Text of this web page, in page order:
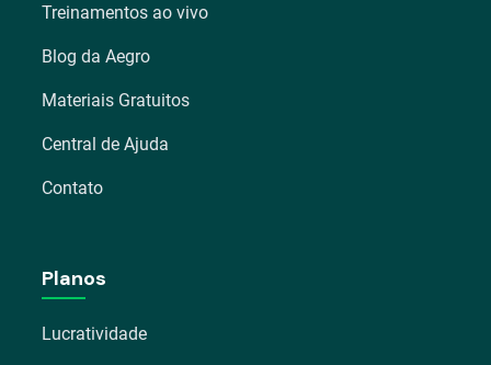
Treinamentos ao vivo
Blog da Aegro
Materiais Gratuitos
Central de Ajuda
Contato
Planos
Lucratividade